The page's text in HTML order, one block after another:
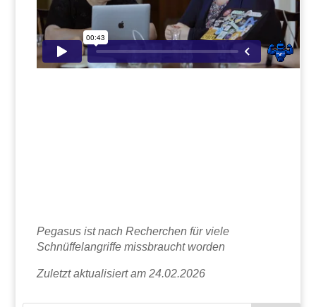
Pegasus ist nach Recherchen für viele
Schnüffelangriffe missbraucht worden
Zuletzt aktualisiert am 24.02.2026